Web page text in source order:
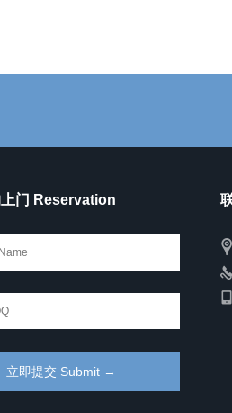
门 Reservation